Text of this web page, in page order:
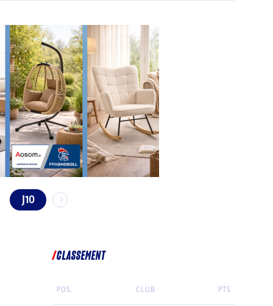
J10
CLASSEMENT
POS. CLUB PTS